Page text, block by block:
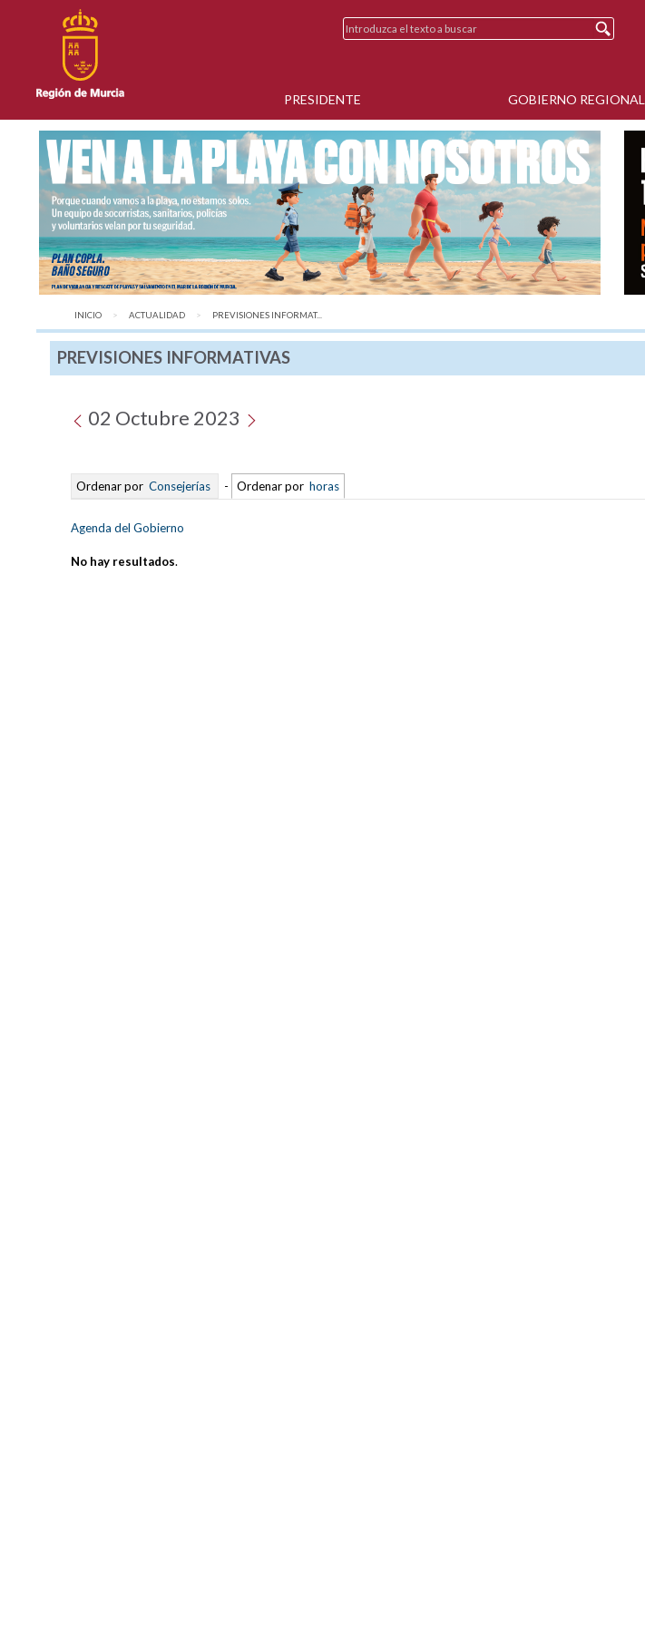
PRESIDENTE GOBIERNO REGIONAL
INICIO ACTUALIDAD AQUÍ:
PREVISIONES INFORMAT...
PREVISIONES INFORMATIVAS
02 Octubre 2023
Ordenar por Consejerías - Ordenar por horas
Agenda del Gobierno
No hay resultados.